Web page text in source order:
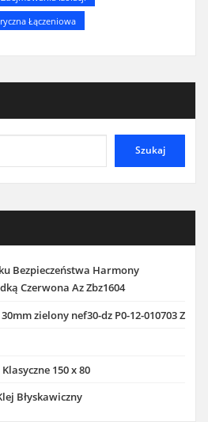
Łączeniowa
Szukaj
Bezpieczeństwa Harmony
Czerwona Az Zbz1604
zielony nef30-dz P0-12-010703 Z
150 x 80
Błyskawiczny